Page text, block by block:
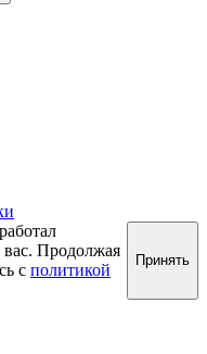
вас. Продолжая
с политикой
Принять